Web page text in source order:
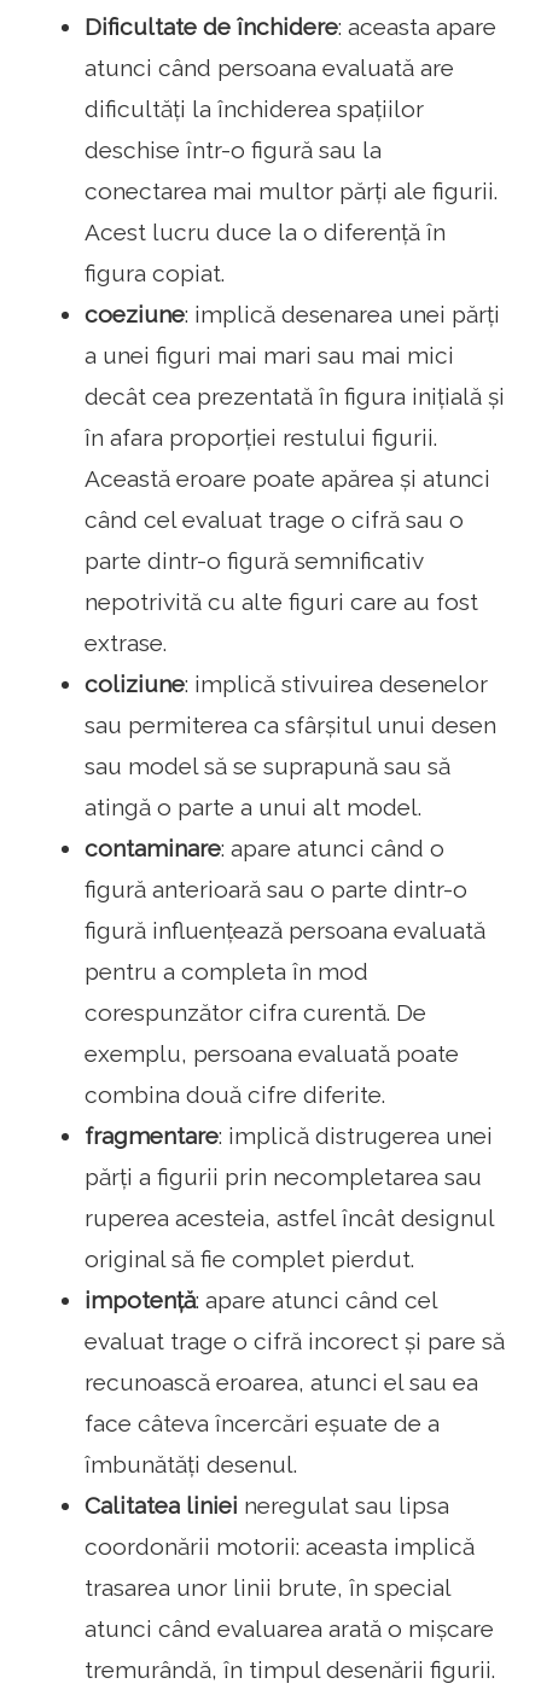
Dificultate de închidere: aceasta apare
atunci când persoana evaluată are
dificultăți la închiderea spațiilor
deschise într-o figură sau la
conectarea mai multor părți ale figurii.
Acest lucru duce la o diferență în
figura copiat.
coeziune: implică desenarea unei părți
a unei figuri mai mari sau mai mici
decât cea prezentată în figura inițială și
în afara proporției restului figurii.
Această eroare poate apărea și atunci
când cel evaluat trage o cifră sau o
parte dintr-o figură semnificativ
nepotrivită cu alte figuri care au fost
extrase.
coliziune: implică stivuirea desenelor
sau permiterea ca sfârșitul unui desen
sau model să se suprapună sau să
atingă o parte a unui alt model.
contaminare: apare atunci când o
figură anterioară sau o parte dintr-o
figură influențează persoana evaluată
pentru a completa în mod
corespunzător cifra curentă. De
exemplu, persoana evaluată poate
combina două cifre diferite.
fragmentare: implică distrugerea unei
părți a figurii prin necompletarea sau
ruperea acesteia, astfel încât designul
original să fie complet pierdut.
impotență: apare atunci când cel
evaluat trage o cifră incorect și pare să
recunoască eroarea, atunci el sau ea
face câteva încercări eșuate de a
îmbunătăți desenul.
Calitatea liniei neregulat sau lipsa
coordonării motorii: aceasta implică
trasarea unor linii brute, în special
atunci când evaluarea arată o mișcare
tremurândă, în timpul desenării figurii.